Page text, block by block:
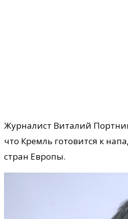
Журналист Виталий
что Кремль готовится к
стран Европы.